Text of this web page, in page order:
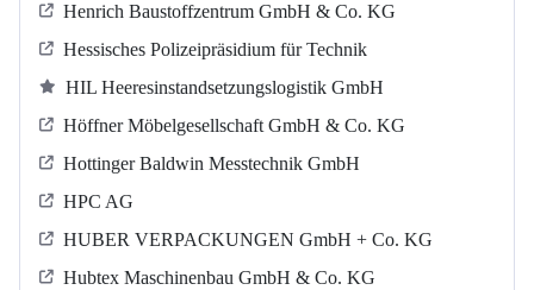
Henrich Baustoffzentrum GmbH & Co. KG
Hessisches Polizeipräsidium für Technik
HIL Heeresinstandsetzungslogistik GmbH
Höffner Möbelgesellschaft GmbH & Co. KG
Hottinger Baldwin Messtechnik GmbH
HPC AG
HUBER VERPACKUNGEN GmbH + Co. KG
Hubtex Maschinenbau GmbH & Co. KG